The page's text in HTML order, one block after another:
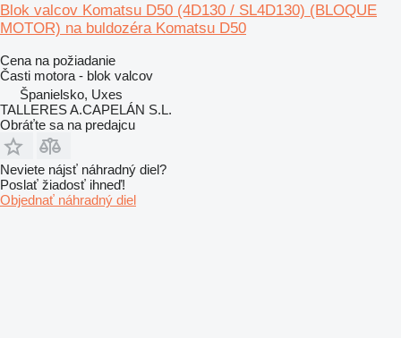
Blok valcov Komatsu D50 (4D130 / SL4D130) (BLOQUE
MOTOR) na buldozéra Komatsu D50
Cena na požiadanie
Časti motora - blok valcov
Španielsko, Uxes
TALLERES A.CAPELÁN S.L.
Obráťte sa na predajcu
Neviete nájsť náhradný diel?
Poslať žiadosť ihneď!
Objednať náhradný diel